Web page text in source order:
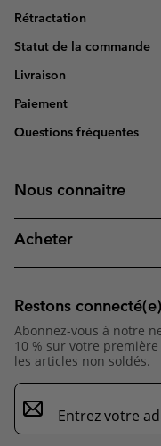
Rétractation
Statut de la commande
Livraison
Paiement
Questions fréquentes
Nous connaitre
Acheter
Restons
Abonnez-vous à notre
10 % sur votre
les articles non soldés.
Inscription
par
e-